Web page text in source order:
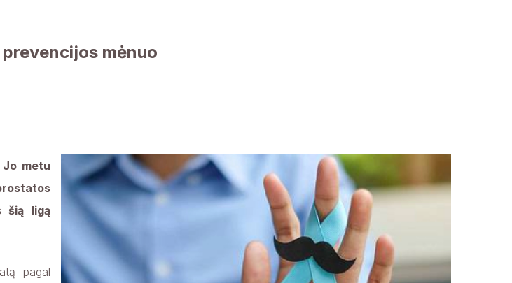
mėnuo
metu
šią ligą
pagal